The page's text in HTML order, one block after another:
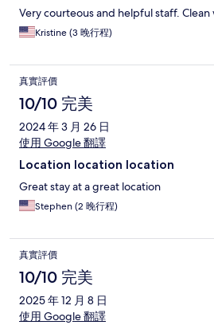
Very courteous and helpful staff.
Kristine (3 晚行程)
真實評價
10/10 完美
2024 年 3 月 26 日
使用 Google 翻譯
Location location location
Great stay at a great location
Stephen (2 晚行程)
真實評價
10/10 完美
2025 年 12 月 8 日
使用 Google 翻譯